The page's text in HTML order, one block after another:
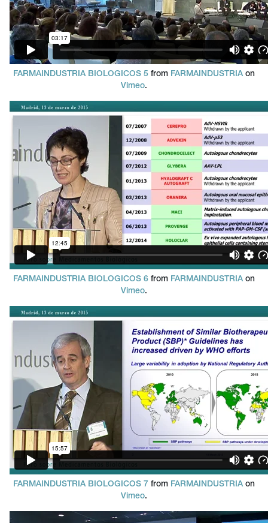
FARMAINDUSTRIA BIOLOGICOS 5 from FARMAINDUSTRIAon
Vimeo.
FARMAINDUSTRIA BIOLOGICOS 6 from FARMAINDUSTRIAon
Vimeo.
FARMAINDUSTRIA BIOLOGICOS 7 from FARMAINDUSTRIAon
Vimeo.